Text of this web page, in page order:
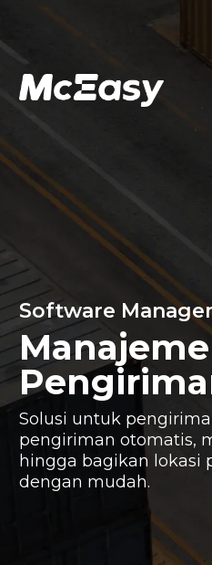
Software
Solusi untuk
pengiriman otomatis,
hingga bagikan lokasi
dengan mudah.